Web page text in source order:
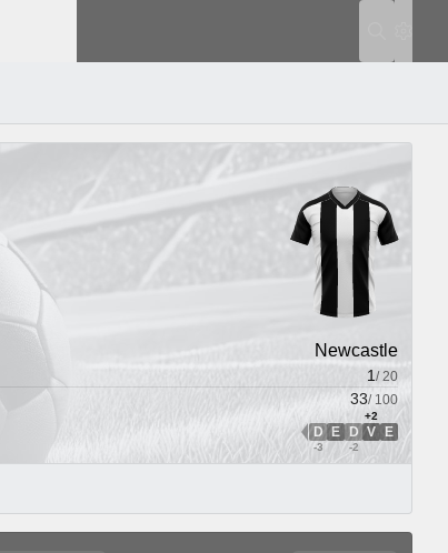
Newcastle
1 /20
33/ 100
E
+2
V
D
-2
E
D
-3
VED Dirección